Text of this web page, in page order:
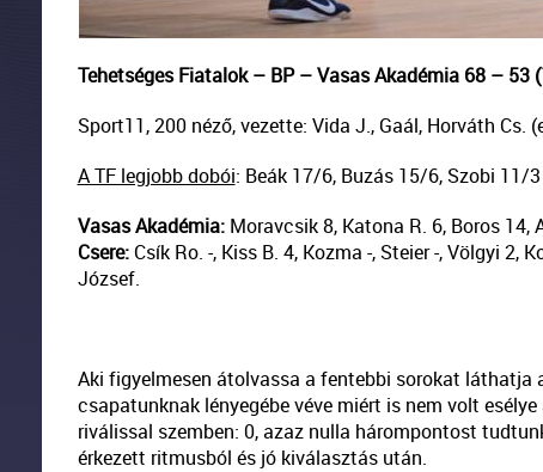
Tehetséges Fiatalok – BP – Vasas Akadémia 68 – 53
Sport11, 200 néző, vezette: Vida J., Gaál, Horváth Cs.
A TF legjobb dobói: Beák 17/6, Buzás 15/6, Szobi 11/3
Vasas Akadémia:Moravcsik 8, Katona R. 6, Boros 14,
Csere:Csík Ro. -, Kiss B. 4, Kozma -, Steier -, Völgyi 2,
József.
Aki figyelmesen átolvassa a fentebbi sorokat láthatja
csapatunknak lényegébe véve miért is nem volt
riválissal szemben: 0, azaz nulla hárompontost
érkezett ritmusból és jó kiválasztás után.